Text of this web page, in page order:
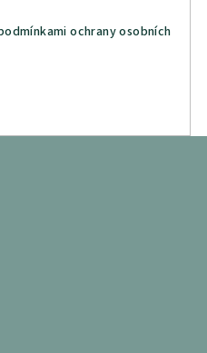
ochrany osobních